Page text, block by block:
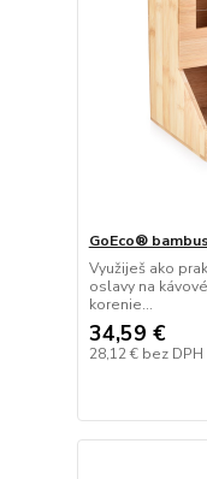
GoEco®
Využiješ ako
oslavy na
korenie...
34,59 €
28,12 € bez DPH